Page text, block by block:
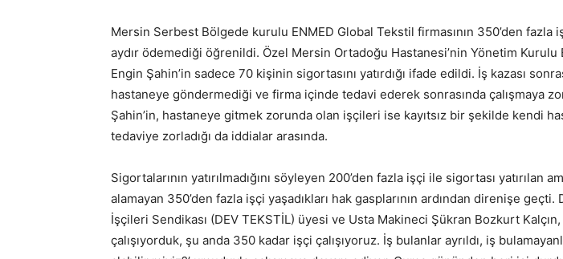
Mersin Serbest Bölgede kurulu ENMED Global Tekstil firmasının 350’den fazla
aydır ödemediği öğrenildi. Özel Mersin Ortadoğu Hastanesi’nin Yönetim Kurulu
Engin Şahin’in sadece 70 kişinin sigortasını yatırdığı ifade edildi. İş kazası
hastaneye göndermediği ve firma içinde tedavi ederek sonrasında çalışmaya
Şahin’in, hastaneye gitmek zorunda olan işçileri ise kayıtsız bir şekilde kendi
tedaviye zorladığı da iddialar arasında.
Sigortalarının yatırılmadığını söyleyen 200’den fazla işçi ile sigortası yatırılan
alamayan 350’den fazla işçi yaşadıkları hak gasplarının ardından direnişe
İşçileri Sendikası (DEV TEKSTİL) üyesi ve Usta Makineci Şükran Bozkurt
çalışıyorduk, şu anda 350 kadar işçi çalışıyoruz. İş bulanlar ayrıldı, iş